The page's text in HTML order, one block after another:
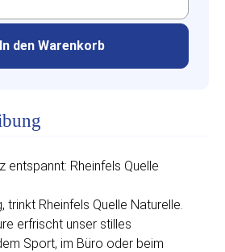
In den Warenkorb
entspannt: Rheinfels Quelle
trinkt Rheinfels Quelle Naturelle.
erfrischt unser stilles
Sport, im Büro oder beim